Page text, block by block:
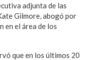
adjunta de las
Gilmore, abogó por
en el área de los
que en los últimos 20